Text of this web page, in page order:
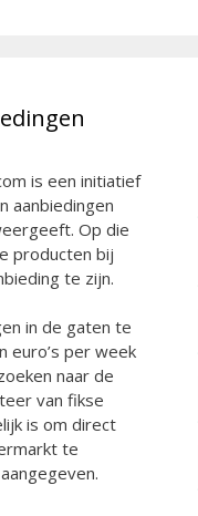
is een initiatief
aanbiedingen
Op die
producten bij
te zijn.
in de gaten te
euro’s per week
naar de
van fikse
is om direct
te